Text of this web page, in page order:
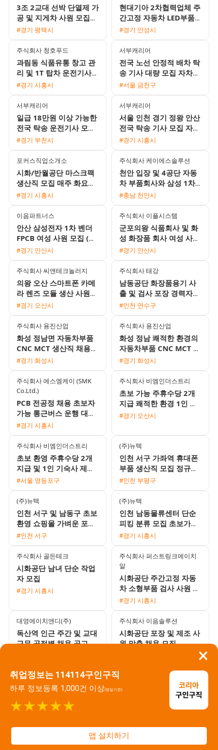
×
취업정보는 114114구인구직
하루 정보등록 1,000건 이상(평일기준)
★★★★★
앱 설치하기
3조 2교대 선박 단열제 가
공 및 지게차 사원 모집
상여금과 유류비 지원 1
#경기 평택시
현대기아 2차협력업체 주
간고정 자동차 LED부품
조립 검사 자재피더 모집
#경기 안성시
주식회사 청호푸드
과림동 식품유통 창고 관
리 및 1T 탑차 운전기사
채용
#경기 시흥시
서부캐리어
전국 노선 안정적 배차 탁
송 기사 대량 모집 자차
없어도 가능 자유 근무
#서울 금천구
서부캐리어
일급 18만원 이상 가능한
전국 탁송 운전기사 모집
합니다 (초보 및 외국인
#경기 부천시
서부캐리어
서울 인천 경기 정왕 안산
전국 탁송 기사 모집 자차
없이 초보 가능
#경기 시흥시
포커스직업소개소
시화/반월공단 마스크팩
생산직 모집 매주 화요일
주급 지급 및 통근버스 운
#경기 시흥시
주식회사 케이에스솔루션
천안 입장 및 4공단 자동
차 부품회사와 삼성 1차
협력업체 생산, 품질, OP
#충남 천안시
이음파트너스
안산 삼성전자 1차 벤더
FPCB 여성 사원 모집 (상
여금 300프로 및 풍부한
#경기 안산시
주식회사 이플시스템
군포의왕 식품회사 및 화
성 화장품 회사 여성 사원
모집 (일급/주급 선택 가
#경기 안산시
주식회사 씨앤테크놀러지
의왕 오산 스마트폰 카메
라 렌즈 모듈 생산 사원
모집 주야2교대 및 주간
#경기 오산시
주식회사 태강
남동공단 화장품용기 사
출 및 검사 포장 경력자
채용 알찬 수당과 유급휴
#인천 연수구
주식회사 용진산업
화성 정남면 자동차부품
CNC MCT 생산직 채용
(월 400만원 이상 / 기숙
#경기 화성시
주식회사 용진산업
화성 정남 쾌적한 환경의
자동차부품 CNC MCT 생
산직 채용
#경기 화성시
주식회사 에스엠케이 (SMK
Co.Ltd.)
PCB 전공정 채용 초보자
가능 통근버스 운행 대기
업 1차 협력사
#경기 시흥시
주식회사 비엠인더스트리
초보 가능 주휴수당 2개
지급 쾌적한 환경 1인 기
숙사 제공 안성 및 음성대
#경기 오산시
주식회사 비엠인더스트리
초보 환영 주휴수당 2개
지급 및 1인 기숙사 제공
안성 음성대소 생산직 채
#서울 영등포구
(주)뉴텍
인천 서구 가좌역 휴대폰
부품 생산직 모집 정규직
전환 가능 및 주급 지급
#인천 부평구
(주)뉴텍
인천 서구 및 남동구 초보
환영 쇼핑몰 가벼운 포장
및 라벨 부착 단순 업무
#인천 서구
(주)뉴텍
인천 남동물류센터 단순
피킹 분류 모집 초보가능
익일지급 프로모션 진행
#경기 시흥시
주식회사 골든테크
시화공단 남녀 단순 작업
자 모집
#경기 시흥시
주식회사 퍼스트링크에이치
알
시화공단 주간고정 자동
차 소형부품 검사 사원 모
집 매주 화요일 주급 지급
#경기 시흥시
대영에이치앤디(주)
독산역 인근 주간 및 교대
근무 공정별 채용 공고
주식회사 이음솔루션
시화공단 포장 및 제조 사
원 맞춤 채용 모집
주식회사 서시파트너
시화공단 자동차 범퍼 샌
일당 익일지급
#경기 시흥시
자동 분류 시스템으로 누
구나 쉽게! 쿤달 화장품
물류 사원 모집 (일급/월
반월공단 자동차 부품 조
주식회사 두영테크
남녀 사원 모집 주급 지급